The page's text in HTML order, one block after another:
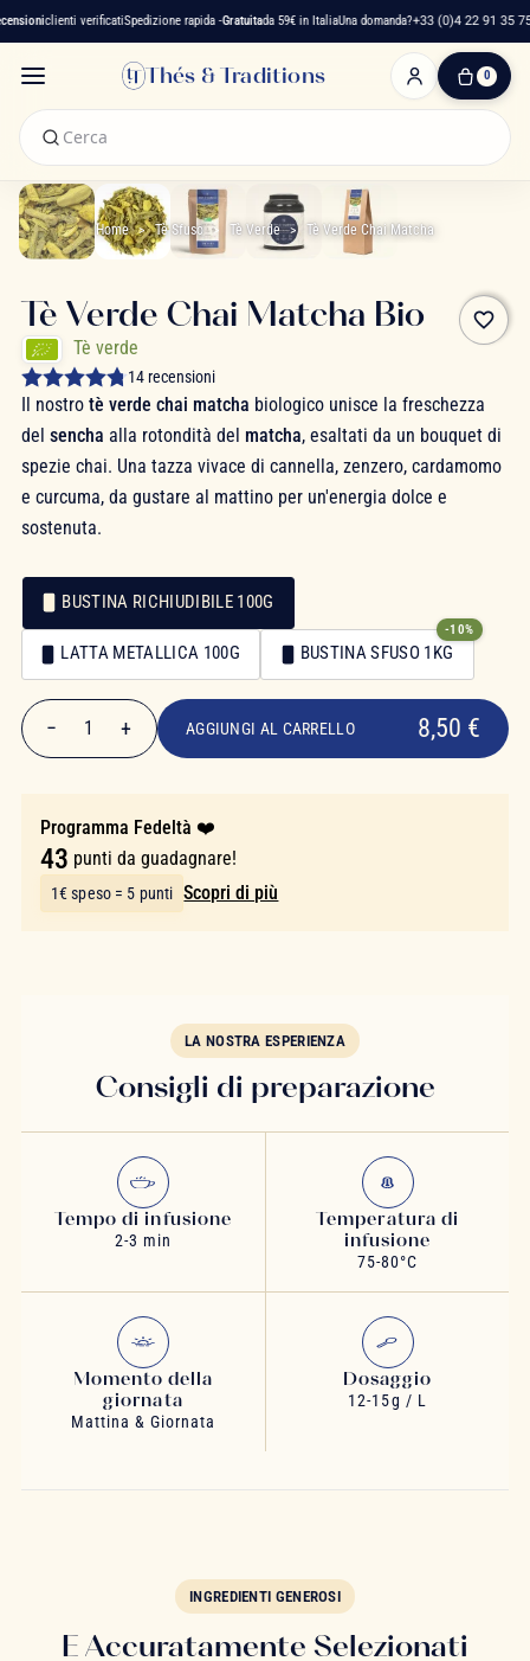
clienti verificatiSpedizione rapida -Gratuitada 59€ in ItaliaUna domanda?+33 (0)4 22 91 35 75
Thés & Traditions 0
0
Mio
Home Tè Sfuso Tè Verde Tè Verde Chai Matcha
favorite_border
Tè Verde Chai Matcha Bio
Tè verde
14 recensioni
Il nostro tè verde chai matcha biologico unisce la freschezza
del sencha alla rotondità del matcha, esaltati da un bouquet di
spezie chai. Una tazza vivace di cannella, zenzero, cardamomo
e curcuma, da gustare al mattino per un'energia dolce e
sostenuta.
Confezionamento
Confezionamento
BUSTINA RICHIUDIBILE 100G
LATTA METALLICA 100G BUSTINA SFUSO 1KG
-10%
8,50 €
− 1 + AGGIUNGI AL CARRELLO 8,50 €
Programma Fedeltà ❤️
43 punti da guadagnare!
1€ speso = 5 punti Scopri di più
LA NOSTRA ESPERIENZA
Consigli di preparazione
Tempo di infusione
2-3 min
Temperatura di
infusione
75-80°C
Momento della
giornata
Mattina & Giornata
Dosaggio
12-15g / L
INGREDIENTI GENEROSI
E Accuratamente Selezionati